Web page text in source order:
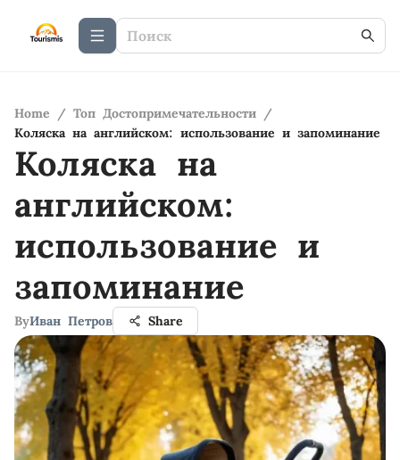
Home / Топ Достопримечательности /
Коляска на английском: использование и запоминание
Коляска на
английском:
использование и
запоминание
ByИван Петров Share